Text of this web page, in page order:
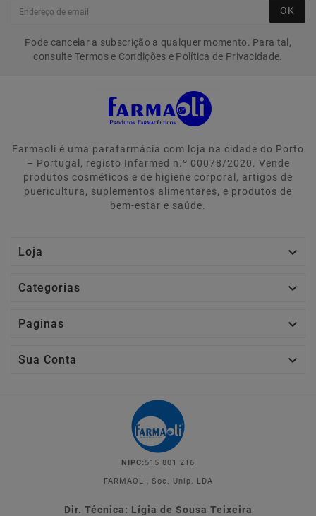
OK
Pode cancelar a subscrição a qualquer momento. Para tal,
consulte Termos e Condições e Política de Privacidade.
Farmaoli é uma parafarmácia com loja na cidade do Porto
– Portugal, registo Infarmed n.º 00078/2020. Vende
produtos cosméticos e de higiene corporal, artigos de
puericultura, suplementos alimentares, e produtos de
bem-estar e saúde.
Loja 
Categorias 
Paginas 
Sua Conta 
NIPC: 515 801 216
FARMAOLI, Soc. Unip. LDA
Dir. Técnica: Lígia de Sousa Teixeira